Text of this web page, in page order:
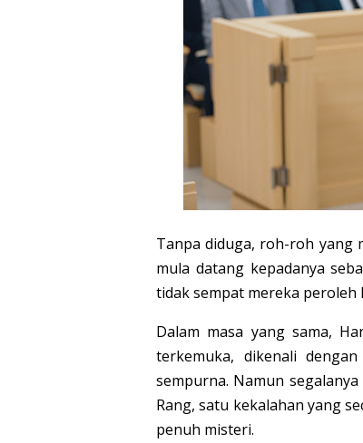
Tanpa diduga, roh-roh yang
mula datang kepadanya
tidak sempat mereka peroleh
Dalam masa yang sama,
terkemuka, dikenali
sempurna. Namun
Rang, satu kekalahan yang
penuh misteri.